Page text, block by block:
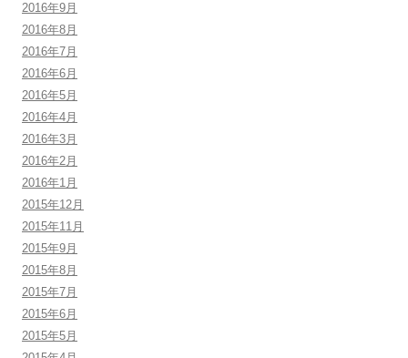
2016年9月
2016年8月
2016年7月
2016年6月
2016年5月
2016年4月
2016年3月
2016年2月
2016年1月
2015年12月
2015年11月
2015年9月
2015年8月
2015年7月
2015年6月
2015年5月